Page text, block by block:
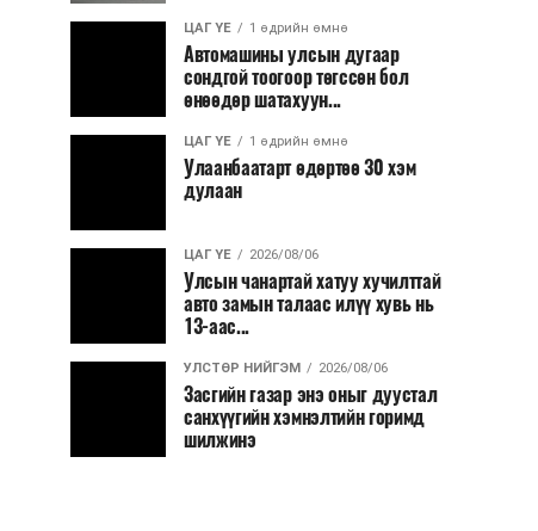
ЦАГ ҮЕ 1 өдрийн өмнө
Автомашины улсын дугаар
сондгой тоогоор төгссөн бол
өнөөдөр шатахуун...
ЦАГ ҮЕ 1 өдрийн өмнө
Улаанбаатарт өдөртөө 30 хэм
дулаан
ЦАГ ҮЕ 2026/08/06
Улсын чанартай хатуу хучилттай
авто замын талаас илүү хувь нь
13-аас...
УЛСТӨР НИЙГЭМ 2026/08/06
Засгийн газар энэ оныг дуустал
санхүүгийн хэмнэлтийн горимд
шилжинэ